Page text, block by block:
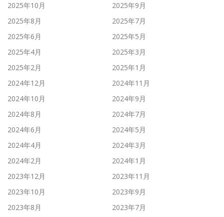
2025年10月
2025年9月
2025年8月
2025年7月
2025年6月
2025年5月
2025年4月
2025年3月
2025年2月
2025年1月
2024年12月
2024年11月
2024年10月
2024年9月
2024年8月
2024年7月
2024年6月
2024年5月
2024年4月
2024年3月
2024年2月
2024年1月
2023年12月
2023年11月
2023年10月
2023年9月
2023年8月
2023年7月